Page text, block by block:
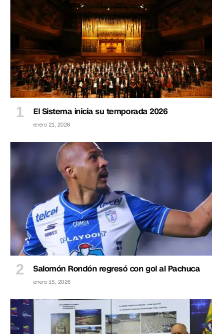
El Sistema inicia su temporada 2026
enero 21, 2026
Salomón Rondón regresó con gol al Pachuca
enero 15, 2026